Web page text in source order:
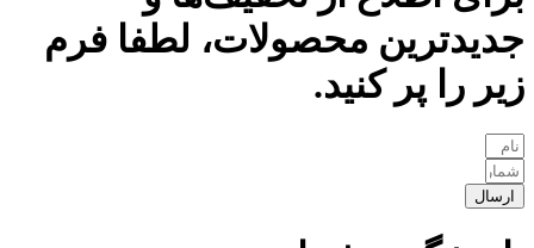
جدیدترین محصولات، لطفا فرم
زیر را پر کنید.
ارسال